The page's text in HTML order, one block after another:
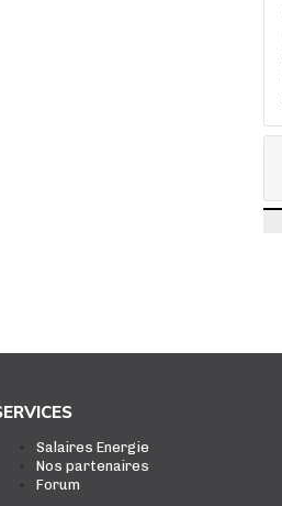
Salaires Energie
Nos partenaires
Forum